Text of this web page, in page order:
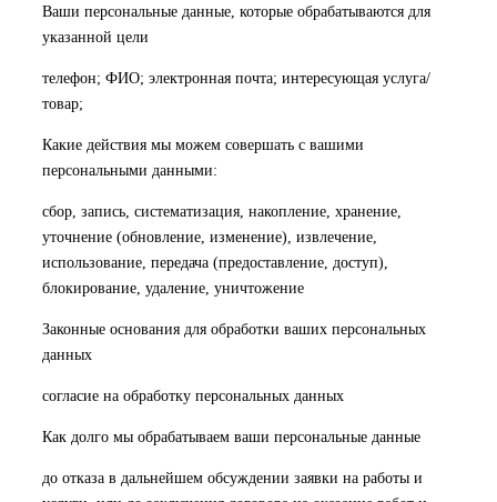
Ваши персональные данные, которые обрабатываются для
указанной цели
телефон; ФИО; электронная почта; интересующая услуга/
товар;
Какие действия мы можем совершать с вашими
персональными данными:
сбор, запись, систематизация, накопление, хранение,
уточнение (обновление, изменение), извлечение,
использование, передача (предоставление, доступ),
блокирование, удаление, уничтожение
Законные основания для обработки ваших персональных
данных
согласие на обработку персональных данных
Как долго мы обрабатываем ваши персональные данные
до отказа в дальнейшем обсуждении заявки на работы и